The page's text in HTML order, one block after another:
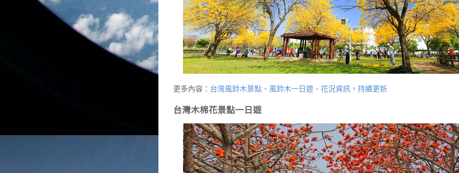
更多內容： 台灣風鈴木景點、風鈴木一日遊、花況資訊，持續更新
台灣木棉花景點一日遊